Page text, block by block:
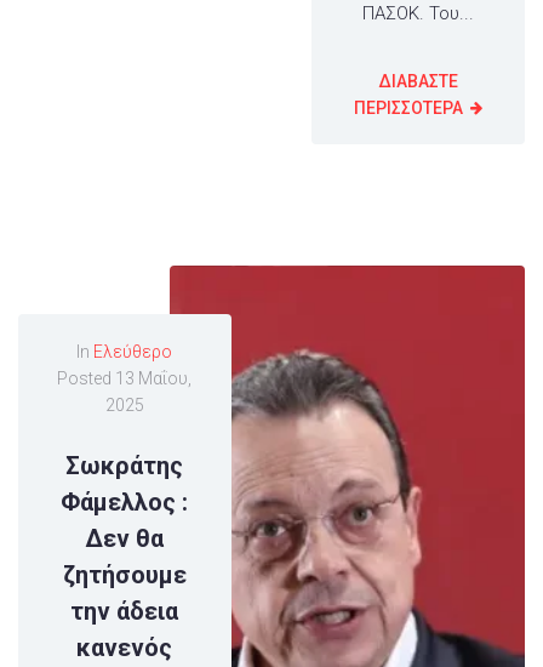
ΠΑΣΟΚ. Του...
ΔΙΑΒΑΣΤΕ
ΠΕΡΙΣΣΟΤΕΡΑ
In Ελεύθερο
Posted 13 Μαΐου,
2025
Σωκράτης
Φάμελλος :
Δεν θα
ζητήσουμε
την άδεια
κανενός